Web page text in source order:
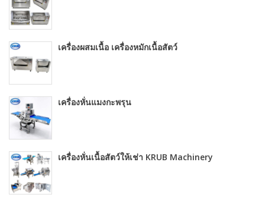
เครื่องผสมเนื้อ เครื่องหมักเนื้อสัตว์
เครื่องหั่นแมงกะพรุน
เครื่องหั่นเนื้อสัตว์ให้เช่า KRUB Machinery